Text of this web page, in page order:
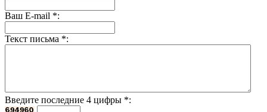
Ваш E-mail *:
Текст письма *:
Введите последние 4 цифры *: